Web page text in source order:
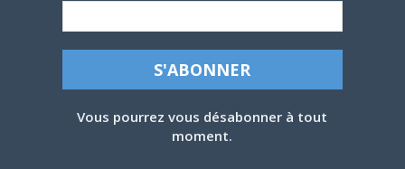
FÉVRIER 2026
13 février 2026
Vous pourrez vous désabonner à tout
moment.